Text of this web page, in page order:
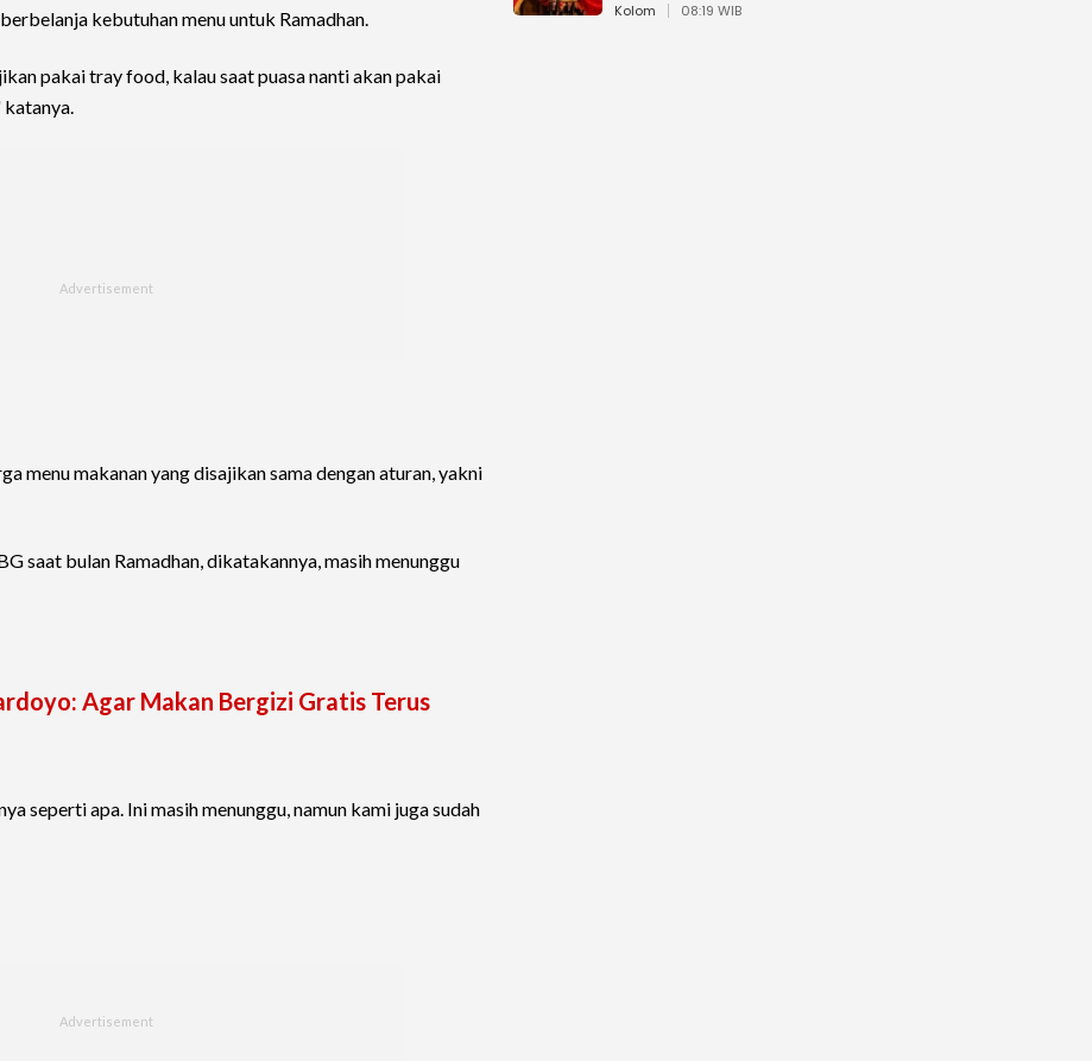
kebutuhan menu untuk Ramadhan.
pakai tray food, kalau saat puasa nanti akan pakai
katanya.
menu makanan yang disajikan sama dengan aturan, yakni
saat bulan Ramadhan, dikatakannya, masih menunggu
Agar Makan Bergizi Gratis Terus
seperti apa. Ini masih menunggu, namun kami juga sudah
Kolom 08:19 WIB